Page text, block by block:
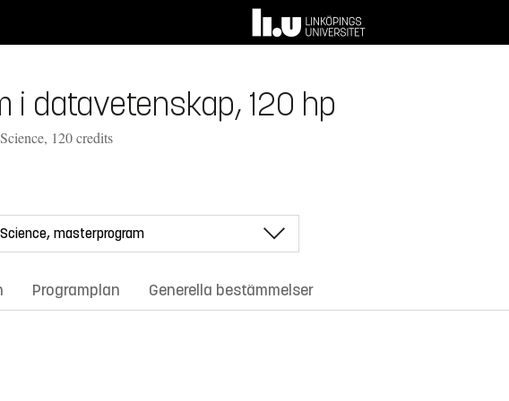
i datavetenskap, 120 hp
120 credits
Programplan Generella bestämmelser